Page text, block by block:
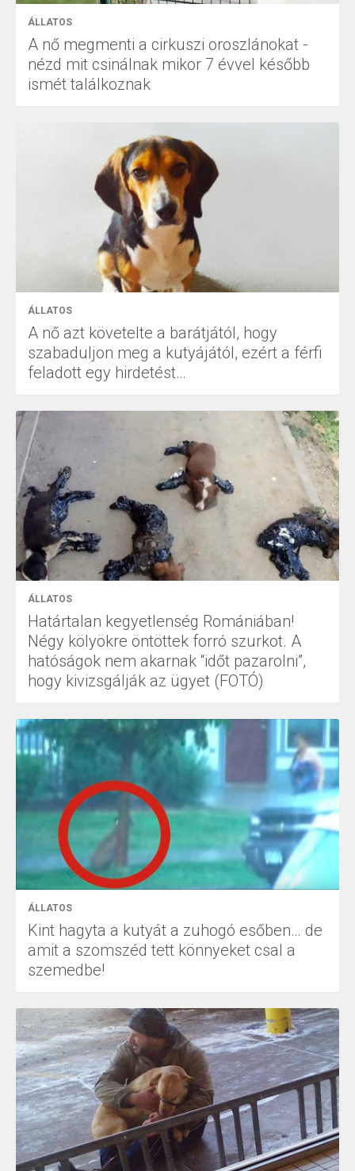
ÁLLATOS
A nő megmenti a cirkuszi oroszlánokat -
nézd mit csinálnak mikor 7 évvel később
ismét találkoznak
ÁLLATOS
A nő azt követelte a barátjától, hogy
szabaduljon meg a kutyájától, ezért a férfi
feladott egy hirdetést…
ÁLLATOS
Határtalan kegyetlenség Romániában!
Négy kölyökre öntöttek forró szurkot. A
hatóságok nem akarnak “időt pazarolni”,
hogy kivizsgálják az ügyet (FOTÓ)
ÁLLATOS
Kint hagyta a kutyát a zuhogó esőben… de
amit a szomszéd tett könnyeket csal a
szemedbe!